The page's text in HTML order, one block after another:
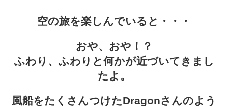
空の旅を楽しんでいると・・・
おや、おや！？
ふわり、ふわりと何かが近づいてきまし
たよ。
風船をたくさんつけたDragonさんのよう
Instagram